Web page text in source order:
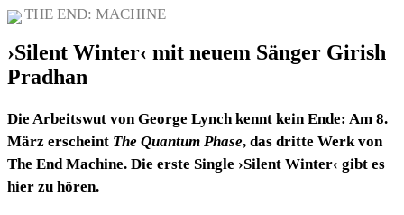
THE END: MACHINE
›Silent Winter‹ mit neuem Sänger Girish
Pradhan
Die Arbeitswut von George Lynch kennt kein Ende: Am 8.
März erscheint The Quantum Phase, das dritte Werk von
The End Machine. Die erste Single ›Silent Winter‹ gibt es
hier zu hören.